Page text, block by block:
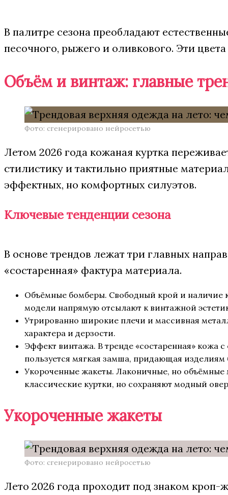
В палитре сезона преобладают
песочного, рыжего и оливкового. Эти
Объём и винтаж: главные
Фото: сгенерировано нейросетью
Летом 2026 года кожаная куртка
стилистику и тактильно приятные
эффектных, но комфортных силуэтов.
Ключевые тенденции сезона
В основе трендов лежат три главных
«состаренная» фактура материала.
Объёмные бомберы. Свободный крой и наличие
модели напрямую отсылают к винтажной
Утрированно широкие плечи и массивная
характера и дерзости.
Эффект винтажа. В тренде «состаренная» кожа
пользуется мягкая замша, придающая
Укороченные жакеты. Лаконичные, но
классические куртки, но сохраняют модный
Укороченные жакеты
Фото: сгенерировано нейросетью
Лето 2026 года проходит под знаком кроп-